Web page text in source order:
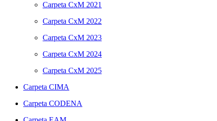
Carpeta CxM 2021
Carpeta CxM 2022
Carpeta CxM 2023
Carpeta CxM 2024
Carpeta CxM 2025
Carpeta CIMA
Carpeta CODENA